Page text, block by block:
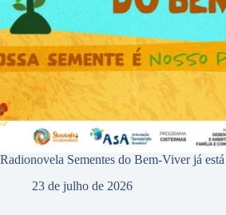
Radionovela Sementes do Bem-Viver já
23 de julho de 2026